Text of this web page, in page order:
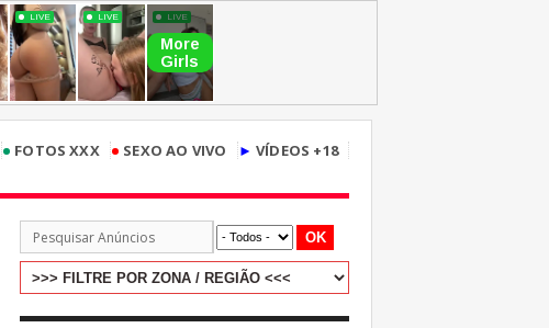
• FOTOS XXX • SEXO AO VIVO ► VÍDEOS +18
OK